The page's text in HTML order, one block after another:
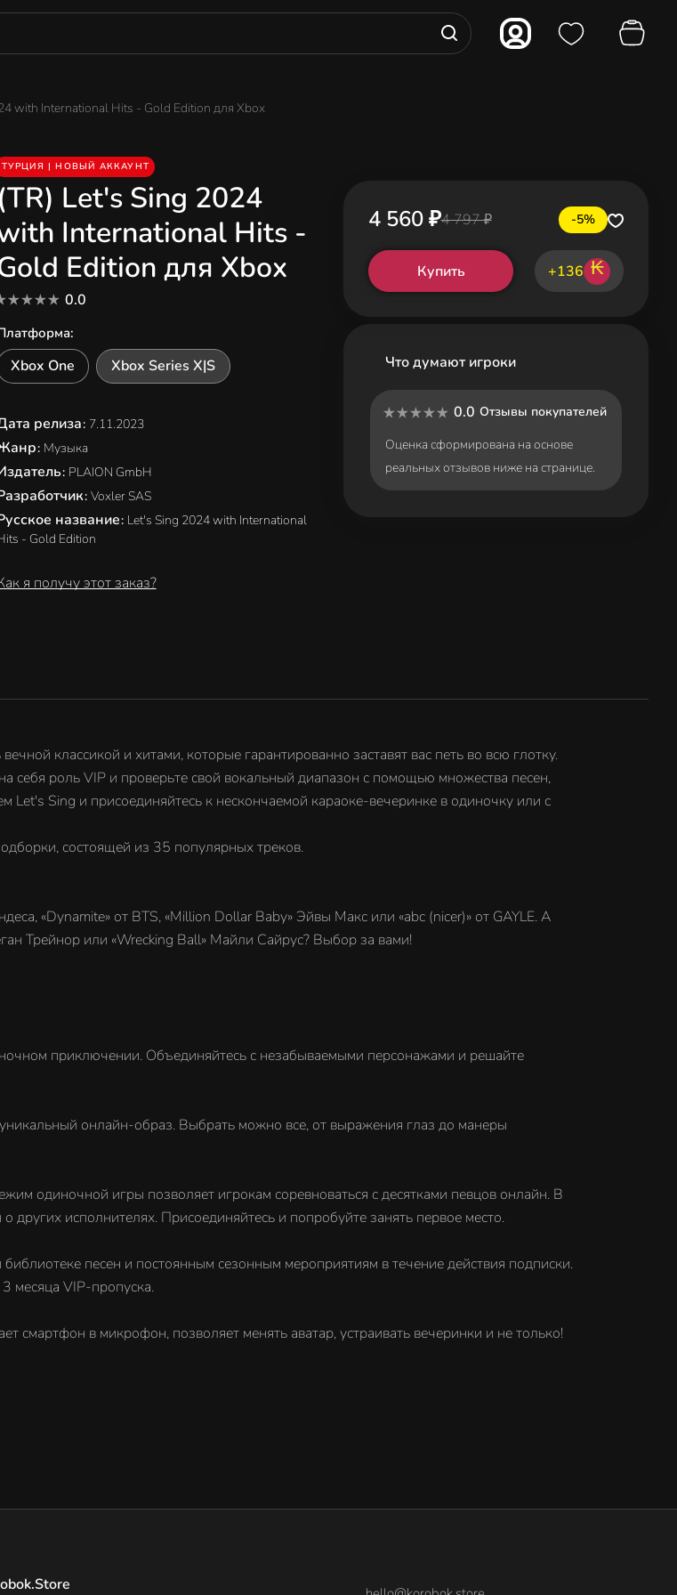
with International Hits - Gold Edition для Xbox
ТУРЦИЯ | НОВЫЙ АККАУНТ
(TR) Let's Sing 2024
International Hits -
Edition для Xbox
0.0
:
Xbox One Xbox Series X|S
релиза: 7.11.2023
: Музыка
: PLAION GmbH
: Voxler SAS
название: Let's Sing 2024 with International
- Gold Edition
я получу этот заказ?
4 560 ₽4 797 ₽ -5%
Купить +136 ₭
Что думают игроки
0.0 Отзывы покупателей
Оценка сформирована на основе
реальных отзывов ниже на странице.
классикой и хитами, которые гарантированно заставят вас петь во всю глотку.
себя роль VIP и проверьте свой вокальный диапазон с помощью множества песен,
Let's Sing и присоединяйтесь к нескончаемой караоке-вечеринке в одиночку или с
состоящей из 35 популярных треков.
«Dynamite» от BTS, «Million Dollar Baby» Эйвы Макс или «abc (nicer)» от GAYLE. А
Трейнор или «Wrecking Ball» Майли Сайрус? Выбор за вами!
приключении. Объединяйтесь с незабываемыми персонажами и решайте
онлайн-образ. Выбрать можно все, от выражения глаз до манеры
одиночной игры позволяет игрокам соревноваться с десятками певцов онлайн. В
исполнителях. Присоединяйтесь и попробуйте занять первое место.
песен и постоянным сезонным мероприятиям в течение действия подписки.
месяца VIP-пропуска.
в микрофон, позволяет менять аватар, устраивать вечеринки и не только!